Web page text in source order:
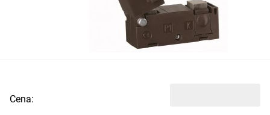
Cena: